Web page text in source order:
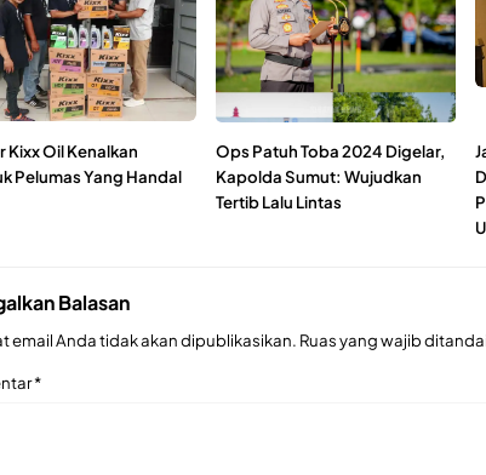
Kixx Oil Kenalkan
Pelumas Yang Handal
Ops Patuh Toba 2024 Digelar,
Kapolda Sumut: Wujudkan
Tertib Lalu Lintas
Balasan
email Anda tidak akan dipublikasikan. Ruas yang wajib ditandai
*